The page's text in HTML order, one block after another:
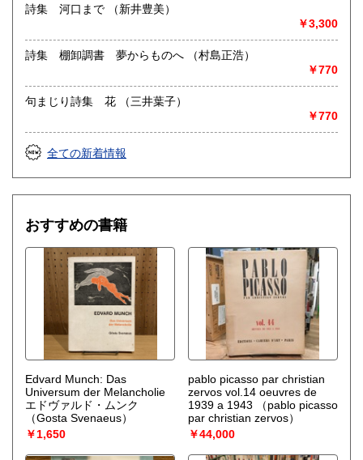
店頭にて1冊から承ります。
詳細は当店HPのご案内をご覧ください。
http://www.100hyakunen.com/guide/purchase
取り扱い分野
哲学宗教、社会科学、美術工芸、趣味、外国書、サブカルチ
ャー、古書一般（その他）
詩集 河口まで （新井豊美）
￥3,300
詩集 棚卸調書 夢からものへ （村島正浩）
￥770
句まじり詩集 花 （三井葉子）
￥770
全ての新着情報
おすすめの書籍
Edvard Munch: Das
Universum der Melancholie
エドヴァルド・ムンク
（Gosta Svenaeus）
￥1,650
pablo picasso par christian
zervos vol.14 oeuvres de
1939 a 1943
（pablo picasso
par christian zervos）
￥44,000